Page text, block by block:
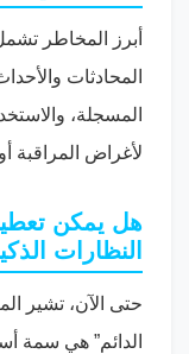
أبرز المخاطر
المحادثات
المسجلة،
لأغراض المراقبة
هل يمكن
النظارات
حتى الآن، تشير
الدائم” هي سمة